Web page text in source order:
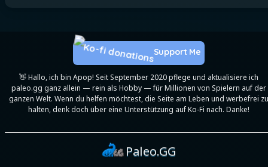
👋 Hallo, ich bin Apop! Seit September 2020 pflege und aktualisiere ich
paleo.gg ganz allein — rein als Hobby — für Millionen von Spielern auf der
ganzen Welt. Wenn du helfen möchtest, die Seite am Leben und werbefrei zu
halten, denk doch über eine Unterstützung auf Ko-Fi nach. Danke!
Support Me
Paleo.GG